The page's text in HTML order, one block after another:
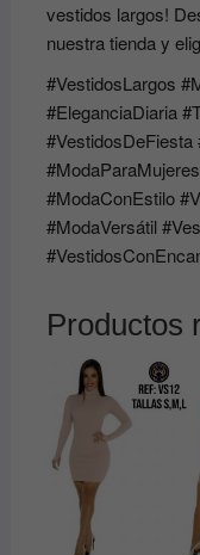
vestidos largos!
nuestra tienda y
#VestidosLargos
#EleganciaDiaria
#ModaConEstilo
#ModaVersátil
Productos